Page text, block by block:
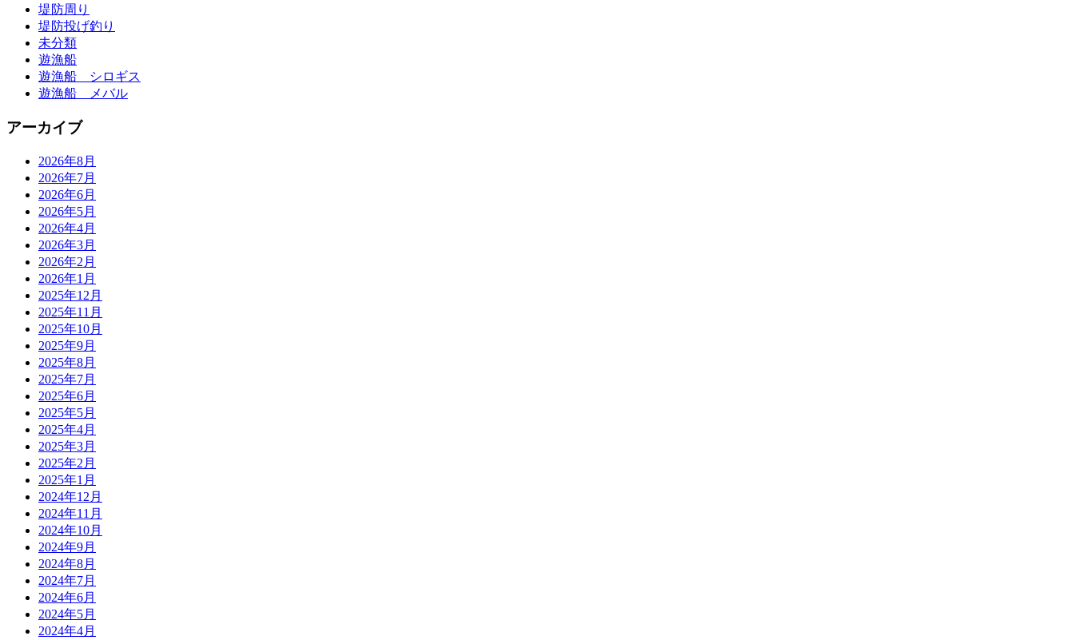
堤防周り
堤防投げ釣り
未分類
遊漁船
遊漁船 シロギス
遊漁船 メバル
アーカイブ
2026年8月
2026年7月
2026年6月
2026年5月
2026年4月
2026年3月
2026年2月
2026年1月
2025年12月
2025年11月
2025年10月
2025年9月
2025年8月
2025年7月
2025年6月
2025年5月
2025年4月
2025年3月
2025年2月
2025年1月
2024年12月
2024年11月
2024年10月
2024年9月
2024年8月
2024年7月
2024年6月
2024年5月
2024年4月